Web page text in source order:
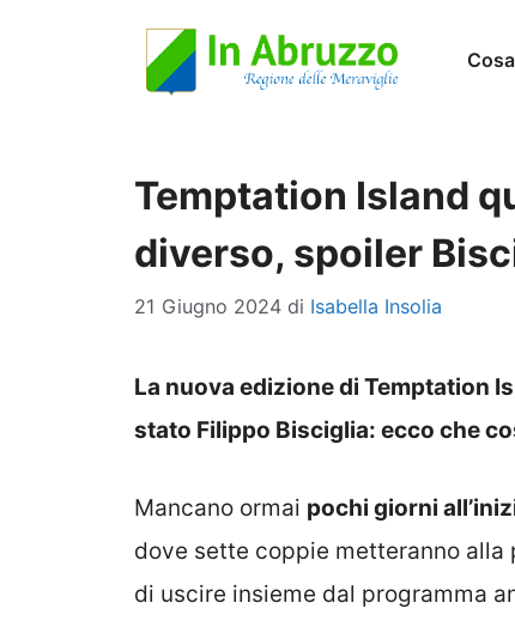
Temptation Island
diverso, spoiler
21 Giugno 2024 di Isabella Insolia
La nuova edizione di Temptation
stato Filippo Bisciglia: ecco che
Mancano ormai pochi giorni
dove sette coppie metteranno alla
di uscire insieme dal programma